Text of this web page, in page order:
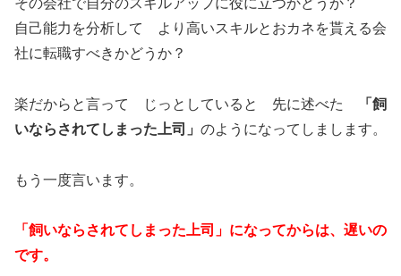
その会社で自分のスキルアップに役に立つかどうか？
自己能力を分析して より高いスキルとおカネを貰える会
社に転職すべきかどうか？
楽だからと言って じっとしていると 先に述べた
「飼
いならされてしまった上司」 のようになってしまします。
もう一度言います。
「飼いならされてしまった上司」になってからは、遅いの
です。